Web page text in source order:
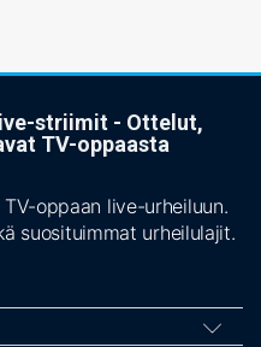
striimit - Ottelut,
TV-oppaasta
oppaan live-urheiluun.
suosituimmat urheilulajit.